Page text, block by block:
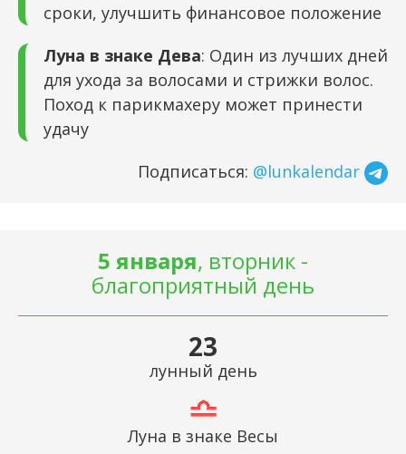
сроки, улучшить финансовое положение
Луна в знаке Дева: Один из лучших дней
для ухода за волосами и стрижки волос.
Поход к парикмахеру может принести
удачу
Подписаться: @lunkalendar
5 января, вторник -
благоприятный день
23
лунный день
Луна в знаке Весы